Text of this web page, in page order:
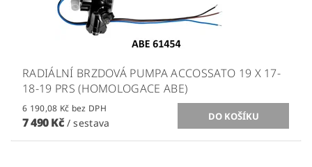
RADIÁLNÍ BRZDOVÁ PUMPA ACCOSSATO 19 X 17-
18-19 PRS (HOMOLOGACE ABE)
6 190,08 Kč bez DPH
7 490 Kč / sestava